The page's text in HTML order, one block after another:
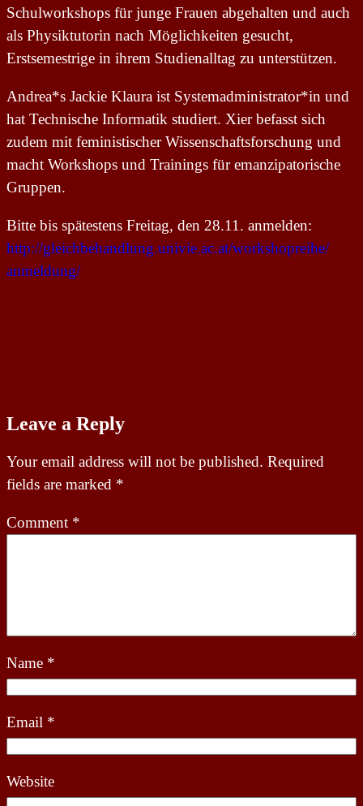
Schulworkshops für junge Frauen abgehalten und auch
als Physiktutorin nach Möglichkeiten gesucht,
Erstsemestrige in ihrem Studienalltag zu unterstützen.
Andrea*s Jackie Klaura ist Systemadministrator*in und
hat Technische Informatik studiert. Xier befasst sich
zudem mit feministischer Wissenschaftsforschung und
macht Workshops und Trainings für emanzipatorische
Gruppen.
Bitte bis spätestens Freitag, den 28.11. anmelden:
http://gleichbehandlung.univie.ac.at/workshopreihe/
anmeldung/
Leave a Reply
Your email address will not be published. Required
fields are marked *
Comment *
Name *
Email *
Website